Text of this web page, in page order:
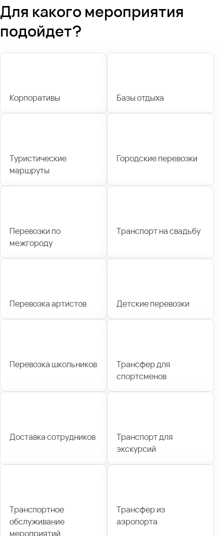
Для какого мероприятия
подойдет?
Корпоративы Базы отдыха
Туристические
маршруты
Городские перевозки
Перевозки по
межгороду
Транспорт на свадьбу
Перевозка артистов Детские перевозки
Перевозка школьников
Трансфер для
спортсменов
Доставка сотрудников
Транспорт для
экскурсий
Транспортное
обслуживание
мероприятий
Трансфер из
аэропорта